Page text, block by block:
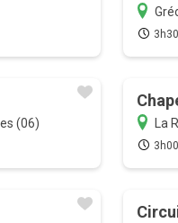
3h30
(06) La
3h00